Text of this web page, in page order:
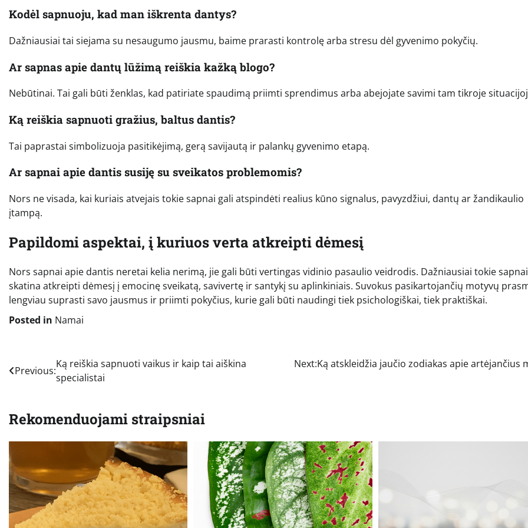
Kodėl sapnuoju, kad man iškrenta dantys?
Dažniausiai tai siejama su nesaugumo jausmu, baime prarasti kontrolę arba stresu dėl gyvenimo pokyčių.
Ar sapnas apie dantų lūžimą reiškia kažką blogo?
Nebūtinai. Tai gali būti ženklas, kad patiriate spaudimą priimti sprendimus arba abejojate savimi tam tikroje
Ką reiškia sapnuoti gražius, baltus dantis?
Tai paprastai simbolizuoja pasitikėjimą, gerą savijautą ir palankų gyvenimo etapą.
Ar sapnai apie dantis susiję su sveikatos problemomis?
Nors ne visada, kai kuriais atvejais tokie sapnai gali atspindėti realius kūno signalus, pavyzdžiui, dantų ar žandikaulio
įtampą.
Papildomi aspektai, į kuriuos verta atkreipti dėmesį
Nors sapnai apie dantis neretai kelia nerimą, jie gali būti vertingas vidinio pasaulio veidrodis. Dažniausiai tokie sapnai
skatina atkreipti dėmesį į emocinę sveikatą, savivertę ir santykį su aplinkiniais. Suvokus pasikartojančių motyvų
lengviau suprasti savo jausmus ir priimti pokyčius, kurie gali būti naudingi tiek psichologiškai, tiek praktiškai.
Posted in Namai
Navigacija
įrašų
Previous:
Ką reiškia sapnuoti vaikus ir kaip tai aiškina
specialistai
Next:Ką atskleidžia jaučio zodiakas apie artėjančius
Rekomenduojami straipsniai